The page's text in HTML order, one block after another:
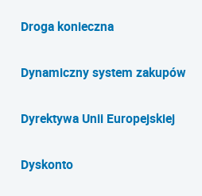
Droga konieczna
Dynamiczny system zakupów
Dyrektywa Unii Europejskiej
Dyskonto